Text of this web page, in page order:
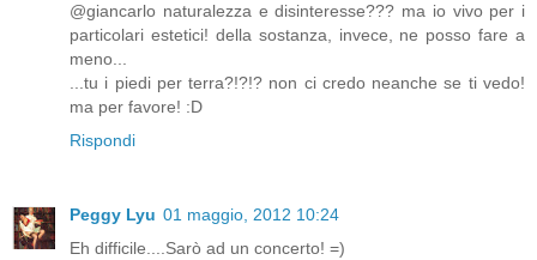
@giancarlo naturalezza e disinteresse??? ma io vivo per i
particolari estetici! della sostanza, invece, ne posso fare a
meno...
...tu i piedi per terra?!?!? non ci credo neanche se ti vedo!
ma per favore! :D
Rispondi
Peggy Lyu 01 maggio, 2012 10:24
Eh difficile....Sarò ad un concerto! =)